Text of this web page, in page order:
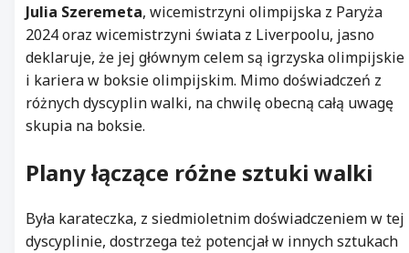
Julia Szeremeta, wicemistrzyni olimpijska z Paryża
2024 oraz wicemistrzyni świata z Liverpoolu, jasno
deklaruje, że jej głównym celem są igrzyska olimpijskie
i kariera w boksie olimpijskim. Mimo doświadczeń z
różnych dyscyplin walki, na chwilę obecną całą uwagę
skupia na boksie.
Plany łączące różne sztuki walki
Była karateczka, z siedmioletnim doświadczeniem w tej
dyscyplinie, dostrzega też potencjał w innych sztukach